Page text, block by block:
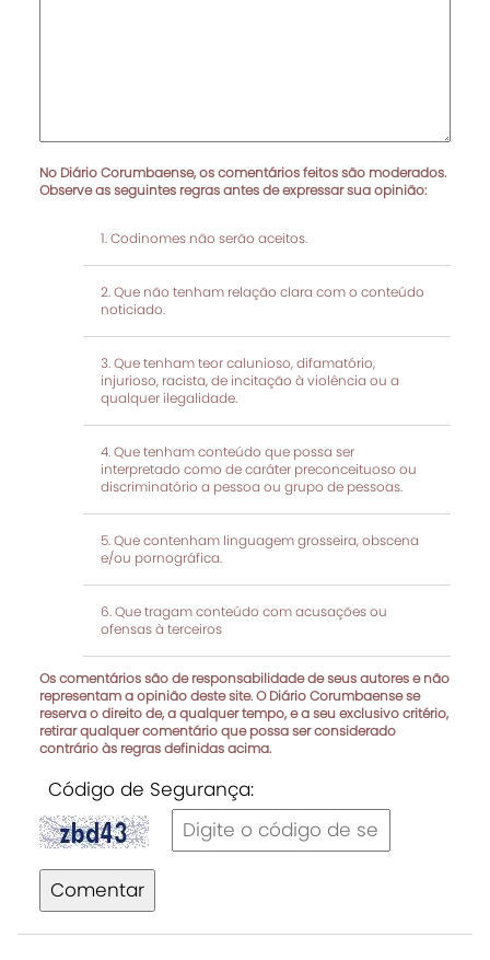
No Diário Corumbaense, os comentários feitos são moderados.
Observe as seguintes regras antes de expressar sua opinião:
Codinomes não serão aceitos.
Que não tenham relação clara com o conteúdo
noticiado.
Que tenham teor calunioso, difamatório,
injurioso, racista, de incitação à violência ou a
qualquer ilegalidade.
Que tenham conteúdo que possa ser
interpretado como de caráter preconceituoso ou
discriminatório a pessoa ou grupo de pessoas.
Que contenham linguagem grosseira, obscena
e/ou pornográfica.
Que tragam conteúdo com acusações ou
ofensas à terceiros
Os comentários são de responsabilidade de seus autores e não
representam a opinião deste site. O Diário Corumbaense se
reserva o direito de, a qualquer tempo, e a seu exclusivo critério,
retirar qualquer comentário que possa ser considerado
contrário às regras definidas acima.
Código de Segurança:
Comentar